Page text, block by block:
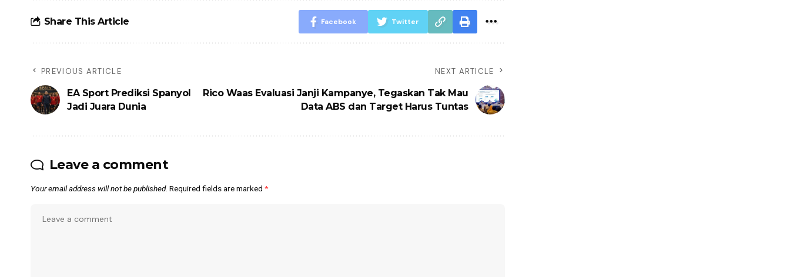
Share This Article Facebook Twitter
PREVIOUS ARTICLE
EA Sport Prediksi Spanyol
Jadi Juara Dunia
NEXT ARTICLE
Rico Waas Evaluasi Janji Kampanye, Tegaskan Tak Mau
Data ABS dan Target Harus Tuntas
Leave a comment
Your email address will not be published. Required fields are marked *